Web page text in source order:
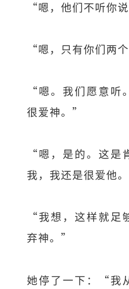
“嗯，他们不听你
“嗯，只有你们两
“嗯。我们愿意听
很爱神。”
“嗯，是的。这是
我，我还是很爱他
“我想，这样就足
弃神。”
她停了一下：“我